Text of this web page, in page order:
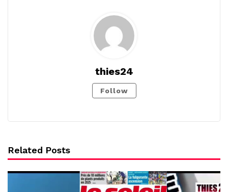
thies24
Follow
Related Posts